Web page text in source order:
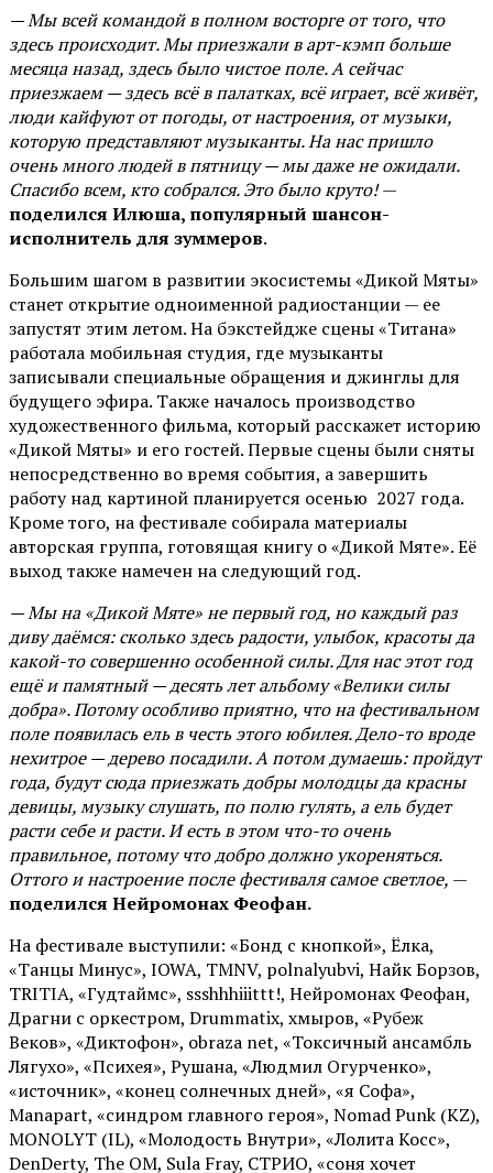
— Мы всей командой в полном восторге от того, что
здесь происходит. Мы приезжали в арт-кэмп больше
месяца назад, здесь было чистое поле. А сейчас
приезжаем — здесь всё в палатках, всё играет, всё живёт,
люди кайфуют от погоды, от настроения, от музыки,
которую представляют музыканты. На нас пришло
очень много людей в пятницу — мы даже не ожидали.
Спасибо всем, кто собрался. Это было круто!—
поделился Илюша, популярный шансон-
исполнитель для зуммеров.
Большим шагом в развитии экосистемы «Дикой Мяты»
станет открытие одноименной радиостанции — ее
запустят этим летом. На бэкстейдже сцены «Титана»
работала мобильная студия, где музыканты
записывали специальные обращения и джинглы для
будущего эфира. Также началось производство
художественного фильма, который расскажет историю
«Дикой Мяты» и его гостей. Первые сцены были сняты
непосредственно во время события, а завершить
работу над картиной планируется осенью 2027 года.
Кроме того, на фестивале собирала материалы
авторская группа, готовящая книгу о «Дикой Мяте». Её
выход также намечен на следующий год.
— Мы на «Дикой Мяте» не первый год, но каждый раз
диву даёмся: сколько здесь радости, улыбок, красоты да
какой-то совершенно особенной силы. Для нас этот год
ещё и памятный — десять лет альбому «Велики силы
добра». Потому особливо приятно, что на фестивальном
поле появилась ель в честь этого юбилея. Дело-то вроде
нехитрое — дерево посадили. А потом думаешь: пройдут
года, будут сюда приезжать добры молодцы да красны
девицы, музыку слушать, по полю гулять, а ель будет
расти себе и расти. И есть в этом что-то очень
правильное, потому что добро должно укореняться.
Оттого и настроение после фестиваля самое светлое, —
поделился Нейромонах Феофан.
На фестивале выступили: «Бонд с кнопкой», Ёлка,
«Танцы Минус», IOWA, TMNV, polnalyubvi, Найк Борзов,
TRITIA, «Гудтаймс», ssshhhiiittt!, Нейромонах Феофан,
Драгни с оркестром, Drummatix, хмыров, «Рубеж
Веков», «Диктофон», obraza net, «Токсичный ансамбль
Лягухо», «Психея», Рушана, «Людмил Огурченко»,
«источник», «конец солнечных дней», «я Софа»,
Manapart, «синдром главного героя», Nomad Punk (KZ),
MONOLYT (IL), «Молодость Внутри», «Лолита Косс»,
DenDerty, The OM, Sula Fray, СТРИО, «соня хочет